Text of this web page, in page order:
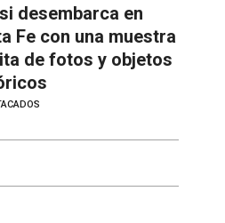
desembarca en
Fe con una muestra
de fotos y objetos